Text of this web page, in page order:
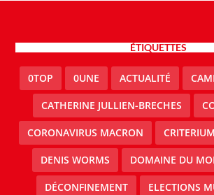
ÉTIQUETTES
0TOP 0UNE ACTUALITÉ
CATHERINE JULLIEN-BRECHES
CORONAVIRUS MACRON
DENIS WORMS DOMAINE DU
DÉCONFINEMENT ELECTIONS